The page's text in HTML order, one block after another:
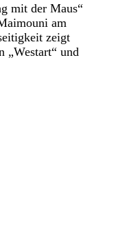
mit der Maus“
am
zeigt
„Westart“ und